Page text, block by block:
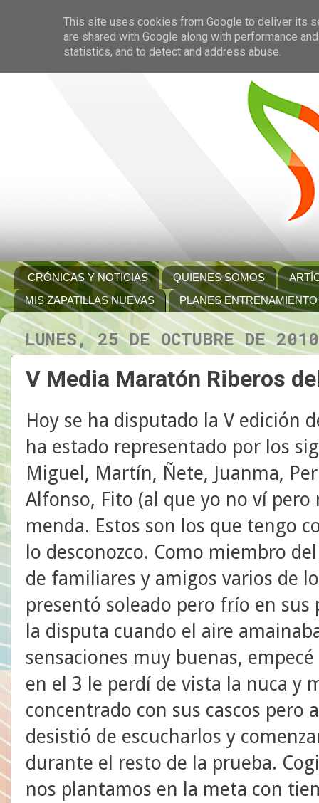
CRÓNICAS Y NOTICIAS QUIENES SOMOS
MIS ZAPATILLAS NUEVAS
PLANES ENTRENAMIENTO
LUNES, 25 DE OCTUBRE DE 2010
V Media Maratón Riberos
Hoy se ha disputado la V edición
ha estado representado por los
Miguel, Martín, Ñete, Juanma,
Alfonso, Fito (al que yo no ví
menda. Estos son los que tengo
lo desconozco. Como miembro
de familiares y amigos varios de
presentó soleado pero frío en
la disputa cuando el aire
sensaciones muy buenas,
en el 3 le perdí de vista la nuca y
concentrado con sus cascos pero
desistió de escucharlos y
durante el resto de la prueba.
nos plantamos en la meta con
This site uses cookies from Google to deliver its
are shared with Google along with performance
statistics, and to detect and address abuse.